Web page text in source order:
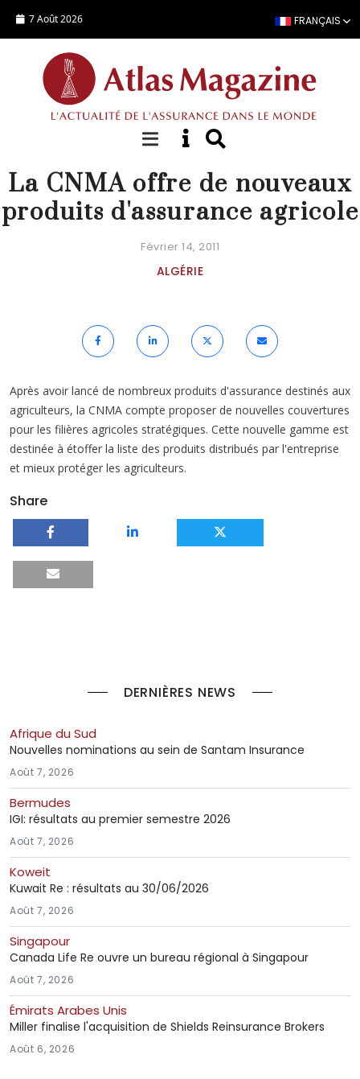
7 Août 2026 FRANÇAIS
ACTUALITÉ
La CNMA offre de nouveaux
produits d'assurance agricole
Février 14, 2011
ALGÉRIE
Après avoir lancé de nombreux produits d'assurance destinés aux
agriculteurs, la CNMA compte proposer de nouvelles couvertures
pour les filières agricoles stratégiques. Cette nouvelle gamme est
destinée à étoffer la liste des produits distribués par l'entreprise
et mieux protéger les agriculteurs.
Share
DERNIÈRES NEWS
Afrique du Sud
Nouvelles nominations au sein de Santam Insurance
Août 7, 2026
Bermudes
IGI: résultats au premier semestre 2026
Août 7, 2026
Koweit
Kuwait Re : résultats au 30/06/2026
Août 7, 2026
Singapour
Canada Life Re ouvre un bureau régional à Singapour
Août 7, 2026
Émirats Arabes Unis
Miller finalise l'acquisition de Shields Reinsurance Brokers
Août 6, 2026